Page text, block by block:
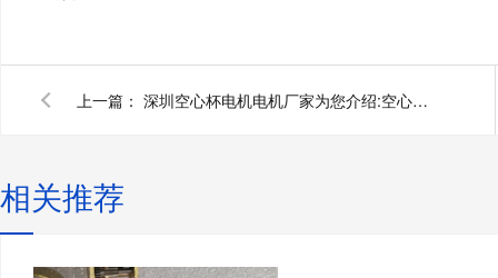
上一篇： 深圳空心杯电机电机厂家为您介绍:空心杯电机
相关推荐